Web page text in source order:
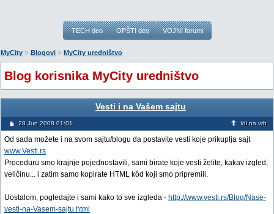
TECH deo OPŠTI deo VOJNI forumi
MyCity » Blogovi » MyCity uredništvo
Blog korisnika MyCity uredništvo
Vesti i na Vašem sajtu
28 Jun 2008 01:01 Idi na vrh
Od sada možete i na svom sajtu/blogu da postavite vesti koje prikuplja sajt
www.Vesti.rs
Proceduru smo krajnje pojednostavili, sami birate koje vesti želite, kakav izgled,
veličinu... i zatim samo kopirate HTML kôd koji smo pripremili.
Uostalom, pogledajte i sami kako to sve izgleda - http://www.vesti.rs/Blog/Nase-
vesti-na-Vasem-sajtu.html